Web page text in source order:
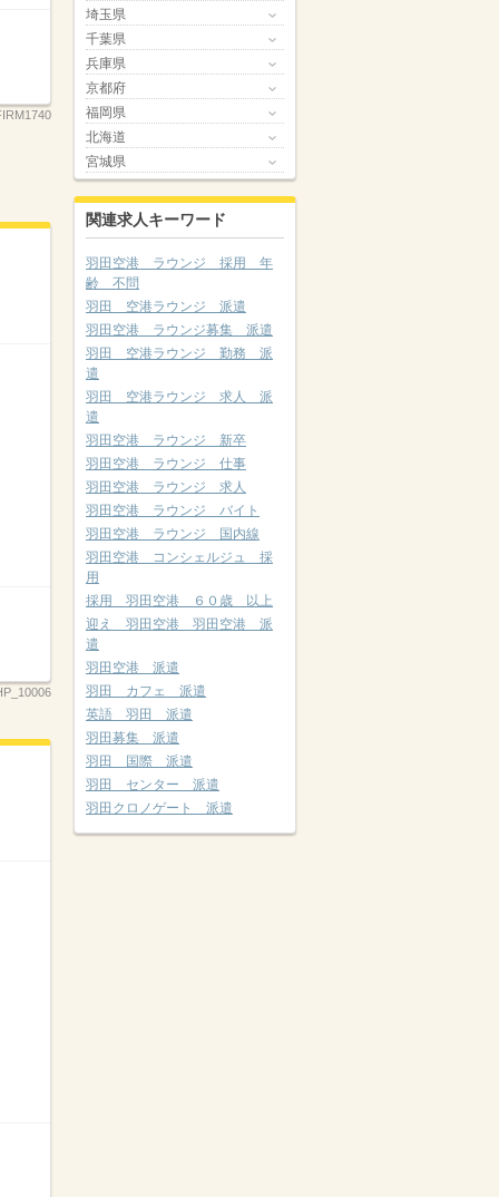
埼玉県
千葉県
兵庫県
京都府
福岡県
北海道
宮城県
関連求人キーワード
羽田空港 ラウンジ 採用 年
齢 不問
羽田 空港ラウンジ 派遣
羽田空港 ラウンジ募集 派遣
羽田 空港ラウンジ 勤務 派
遣
羽田 空港ラウンジ 求人 派
遣
羽田空港 ラウンジ 新卒
羽田空港 ラウンジ 仕事
羽田空港 ラウンジ 求人
羽田空港 ラウンジ バイト
羽田空港 ラウンジ 国内線
羽田空港 コンシェルジュ 採
用
採用 羽田空港 ６０歳 以上
迎え 羽田空港 羽田空港 派
遣
羽田空港 派遣
羽田 カフェ 派遣
英語 羽田 派遣
羽田募集 派遣
羽田 国際 派遣
羽田 センター 派遣
羽田クロノゲート 派遣